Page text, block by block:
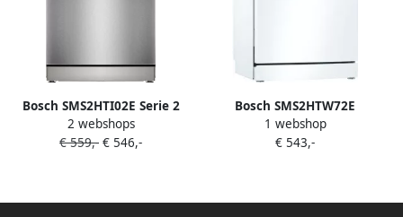
Bosch SMS2HTI02E Serie 2
Vrijstaande vaatwasser 60
cm Geborsteld staal Anti-
2 webshops
€ 559,- € 546,-
Bosch SMS2HTW72E
Vrijstaand vrijstaande
vaatwasser
1 webshop
€ 543,-